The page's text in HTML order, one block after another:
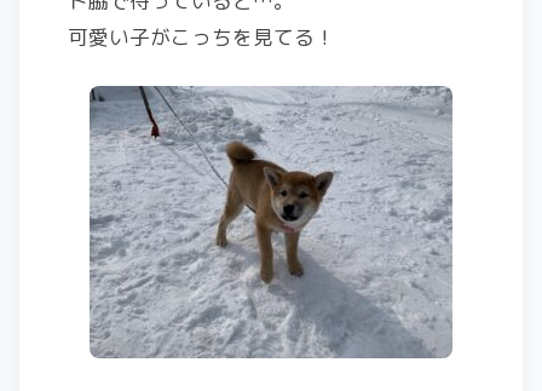
可愛い子がこっちを見てる！